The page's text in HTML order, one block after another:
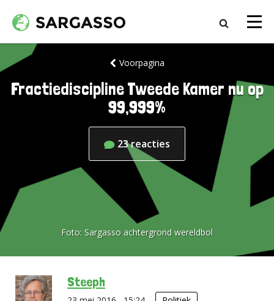
Voorpagina
Fractiediscipline Tweede Kamer nu op
99,999%
23reacties
Foto: Sargasso achtergrond wereldbol
Steeph